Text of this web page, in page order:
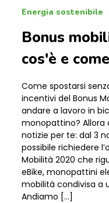
Energia sostenibile
Bonus
cos'è e
Come spostarsi
incentivi del Bonus
andare a lavoro in
monopattino? Allora
notizie per te: dal 3
possibile richiedere
Mobilità 2020 che
eBike, monopattini
mobilità condivisa a
Andiamo […]